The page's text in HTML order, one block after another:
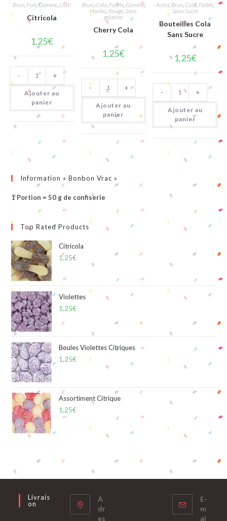
Brun Fort ,Gomme Lutti
Citricola
1,25€
quantité
de
Citricola
- +
Ajouter au
panier
Brun, Cola Faible, Gomme,
Haribo, Rouge, Sans
gélatine
Cherry Cola
1,25€
quantité
de
Cherry
Cola
- +
Ajouter au
panier
Astra Brun, Cola, Faible,
Sans Sucre
Bouteilles Cola
Sans Sucre
1,25€
quantité
de
Bouteilles
Cola
Sans
Sucre
- +
Ajouter au
panier
Information « Bonbon Vrac »
1 Portion = 50 g de confiserie
Top Rated Products
Citricola
1,25€
Violettes
1,25€
Boules Violettes Citriques
1,25€
Assortiment Citrique
1,25€
Livrais
On
A
dr
es
E-
m
ai